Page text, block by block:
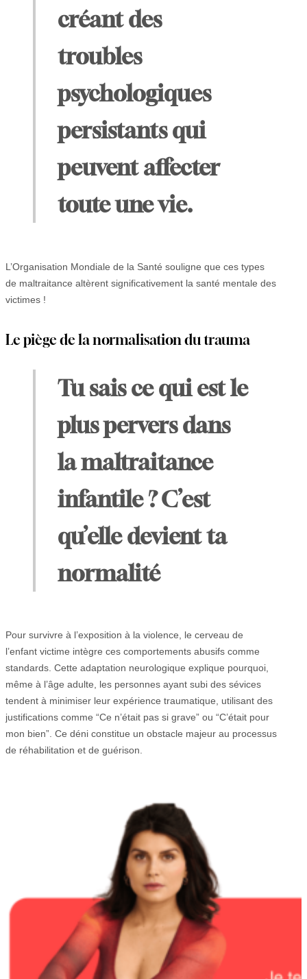
créant des
troubles
psychologiques
persistants qui
peuvent affecter
toute une vie.
L’Organisation Mondiale de la Santé souligne que ces types
de maltraitance altèrent significativement la santé mentale des
victimes !
Le piège de la normalisation du trauma
Tu sais ce qui est le
plus pervers dans
la maltraitance
infantile ? C’est
qu’elle devient ta
normalité
Pour survivre à l’exposition à la violence, le cerveau de
l’enfant victime intègre ces comportements abusifs comme
standards. Cette adaptation neurologique explique pourquoi,
même à l’âge adulte, les personnes ayant subi des sévices
tendent à minimiser leur expérience traumatique, utilisant des
justifications comme “Ce n’était pas si grave” ou “C’était pour
mon bien”. Ce déni constitue un obstacle majeur au processus
de réhabilitation et de guérison.